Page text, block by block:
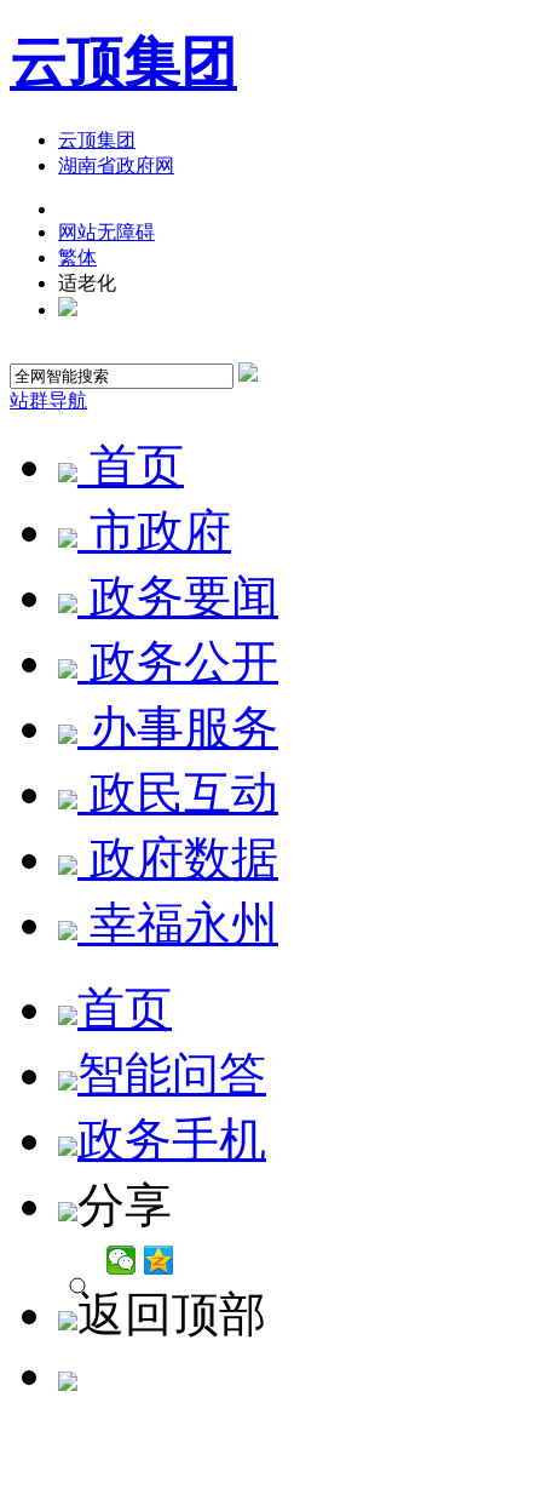
云顶集团
云顶集团
湖南省政府网
网站无障碍
繁体
适老化
站群导航
首页
市政府
政务要闻
政务公开
办事服务
政民互动
政府数据
幸福永州
首页
智能问答
政务手机
分享
返回顶部